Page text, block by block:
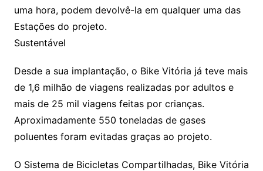
uma hora, podem devolvê-la em qualquer uma das
Estações do projeto.
Sustentável
Desde a sua implantação, o Bike Vitória já teve mais
de 1,6 milhão de viagens realizadas por adultos e
mais de 25 mil viagens feitas por crianças.
Aproximadamente 550 toneladas de gases
poluentes foram evitadas graças ao projeto.
O Sistema de Bicicletas Compartilhadas, Bike Vitória